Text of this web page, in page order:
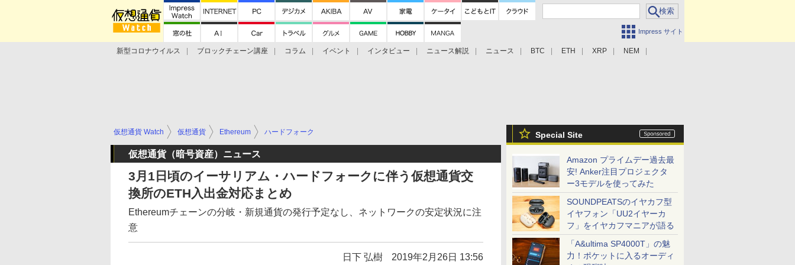
Impress サイト
新型コロナウイルス ブロックチェーン講座 コラム イベント インタビュー ニュース解説 ニュース BTC ETH XRP
NEM
Special Site
Amazon プライムデー過去最
安! Anker注目プロジェクタ
ー3モデルを使ってみた
SOUNDPEATSのイヤカフ型
イヤフォン「UU2イヤーカ
フ」をイヤカフマニアが語る
「A&ultima SP4000T」の魅
力！ポケットに入るオーディ
仮想通貨 Watch 仮想通貨 Ethereum ハードフォーク
仮想通貨（暗号資産）ニュース
3月1日頃のイーサリアム・ハードフォークに伴う仮想通貨交
換所のETH入出金対応まとめ
Ethereumチェーンの分岐・新規通貨の発行予定なし、ネットワークの安定状況に注
意
日下 弘樹 2019年2月26日 13:56